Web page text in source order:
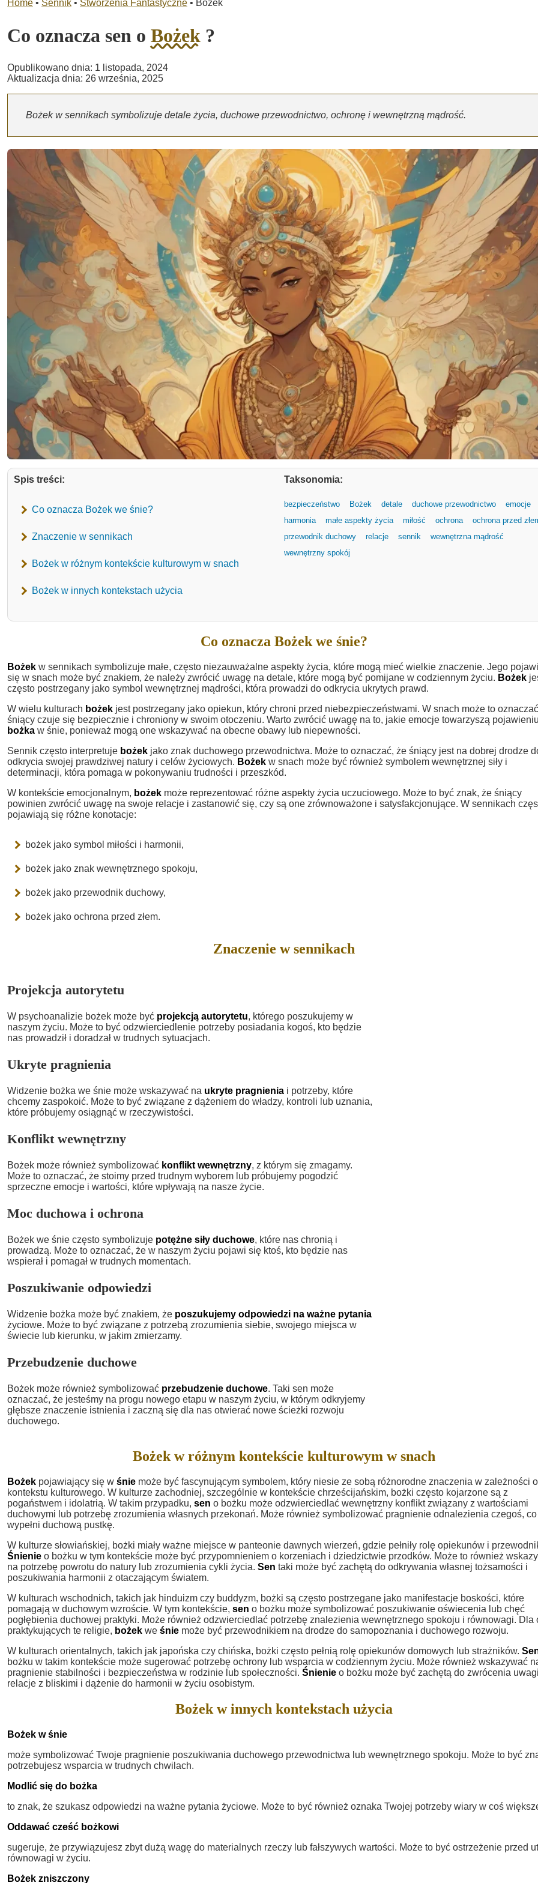
Home • Sennik • Stworzenia Fantastyczne • Bożek
Co oznacza sen o Bożek ?
Opublikowano dnia: 1 listopada, 2024
Aktualizacja dnia: 26 września, 2025
Bożek w sennikach symbolizuje detale życia, duchowe przewodnictwo, ochronę i wewnętrzną mądrość.
Spis treści:
Co oznacza Bożek we śnie?
Znaczenie w sennikach
Bożek w różnym kontekście kulturowym w snach
Bożek w innych kontekstach użycia
Taksonomia:
bezpieczeństwo Bożek detale duchowe przewodnictwo
emocje
harmonia
małe aspekty życia miłość ochrona
ochrona przed
przewodnik duchowy
relacje sennik
wewnętrzna mądrość
wewnętrzny spokój
Co oznacza Bożek we śnie?
Bożek w sennikach symbolizuje małe, często niezauważalne aspekty życia, które mogą mieć wielkie znaczenie. Jego
się w snach może być znakiem, że należy zwrócić uwagę na detale, które mogą być pomijane w codziennym życiu. Bożek
często postrzegany jako symbol wewnętrznej mądrości, która prowadzi do odkrycia ukrytych prawd.
W wielu kulturach bożek jest postrzegany jako opiekun, który chroni przed niebezpieczeństwami. W snach może to
śniący czuje się bezpiecznie i chroniony w swoim otoczeniu. Warto zwrócić uwagę na to, jakie emocje towarzyszą
bożka w śnie, ponieważ mogą one wskazywać na obecne obawy lub niepewności.
Sennik często interpretuje bożek jako znak duchowego przewodnictwa. Może to oznaczać, że śniący jest na dobrej drodze
odkrycia swojej prawdziwej natury i celów życiowych. Bożek w snach może być również symbolem wewnętrznej siły i
determinacji, która pomaga w pokonywaniu trudności i przeszkód.
W kontekście emocjonalnym, bożek może reprezentować różne aspekty życia uczuciowego. Może to być znak, że śniący
powinien zwrócić uwagę na swoje relacje i zastanowić się, czy są one zrównoważone i satysfakcjonujące. W sennikach
pojawiają się różne konotacje:
bożek jako symbol miłości i harmonii,
bożek jako znak wewnętrznego spokoju,
bożek jako przewodnik duchowy,
bożek jako ochrona przed złem.
Znaczenie w sennikach
Projekcja autorytetu
W psychoanalizie bożek może być projekcją autorytetu, którego poszukujemy w
naszym życiu. Może to być odzwierciedlenie potrzeby posiadania kogoś, kto będzie
nas prowadził i doradzał w trudnych sytuacjach.
Ukryte pragnienia
Widzenie bożka we śnie może wskazywać na ukryte pragnienia i potrzeby, które
chcemy zaspokoić. Może to być związane z dążeniem do władzy, kontroli lub uznania,
które próbujemy osiągnąć w rzeczywistości.
Konflikt wewnętrzny
Bożek może również symbolizować konflikt wewnętrzny, z którym się zmagamy.
Może to oznaczać, że stoimy przed trudnym wyborem lub próbujemy pogodzić
sprzeczne emocje i wartości, które wpływają na nasze życie.
Moc duchowa i ochrona
Bożek we śnie często symbolizuje potężne siły duchowe, które nas chronią i
prowadzą. Może to oznaczać, że w naszym życiu pojawi się ktoś, kto będzie nas
wspierał i pomagał w trudnych momentach.
Poszukiwanie odpowiedzi
Widzenie bożka może być znakiem, że poszukujemy odpowiedzi na ważne pytania
życiowe. Może to być związane z potrzebą zrozumienia siebie, swojego miejsca w
świecie lub kierunku, w jakim zmierzamy.
Przebudzenie duchowe
Bożek może również symbolizować przebudzenie duchowe. Taki sen może
oznaczać, że jesteśmy na progu nowego etapu w naszym życiu, w którym odkryjemy
głębsze znaczenie istnienia i zaczną się dla nas otwierać nowe ścieżki rozwoju
duchowego.
Bożek w różnym kontekście kulturowym w snach
Bożek pojawiający się w śnie może być fascynującym symbolem, który niesie ze sobą różnorodne znaczenia w zależności
kontekstu kulturowego. W kulturze zachodniej, szczególnie w kontekście chrześcijańskim, bożki często kojarzone są z
pogaństwem i idolatrią. W takim przypadku, sen o bożku może odzwierciedlać wewnętrzny konflikt związany z wartościami
duchowymi lub potrzebę zrozumienia własnych przekonań. Może również symbolizować pragnienie odnalezienia czegoś, co
wypełni duchową pustkę.
W kulturze słowiańskiej, bożki miały ważne miejsce w panteonie dawnych wierzeń, gdzie pełniły rolę opiekunów i
Śnienie o bożku w tym kontekście może być przypomnieniem o korzeniach i dziedzictwie przodków. Może to również
na potrzebę powrotu do natury lub zrozumienia cykli życia. Sen taki może być zachętą do odkrywania własnej tożsamości i
poszukiwania harmonii z otaczającym światem.
W kulturach wschodnich, takich jak hinduizm czy buddyzm, bożki są często postrzegane jako manifestacje boskości, które
pomagają w duchowym wzroście. W tym kontekście, sen o bożku może symbolizować poszukiwanie oświecenia lub chęć
pogłębienia duchowej praktyki. Może również odzwierciedlać potrzebę znalezienia wewnętrznego spokoju i równowagi. Dla
praktykujących te religie, bożek we śnie może być przewodnikiem na drodze do samopoznania i duchowego rozwoju.
W kulturach orientalnych, takich jak japońska czy chińska, bożki często pełnią rolę opiekunów domowych lub strażników.
bożku w takim kontekście może sugerować potrzebę ochrony lub wsparcia w codziennym życiu. Może również wskazywać
pragnienie stabilności i bezpieczeństwa w rodzinie lub społeczności. Śnienie o bożku może być zachętą do zwrócenia
relacje z bliskimi i dążenie do harmonii w życiu osobistym.
Bożek w innych kontekstach użycia
Bożek w śnie
może symbolizować Twoje pragnienie poszukiwania duchowego przewodnictwa lub wewnętrznego spokoju. Może to być
potrzebujesz wsparcia w trudnych chwilach.
Modlić się do bożka
to znak, że szukasz odpowiedzi na ważne pytania życiowe. Może to być również oznaka Twojej potrzeby wiary w coś
Oddawać cześć bożkowi
sugeruje, że przywiązujesz zbyt dużą wagę do materialnych rzeczy lub fałszywych wartości. Może to być ostrzeżenie przed
równowagi w życiu.
Bożek zniszczony